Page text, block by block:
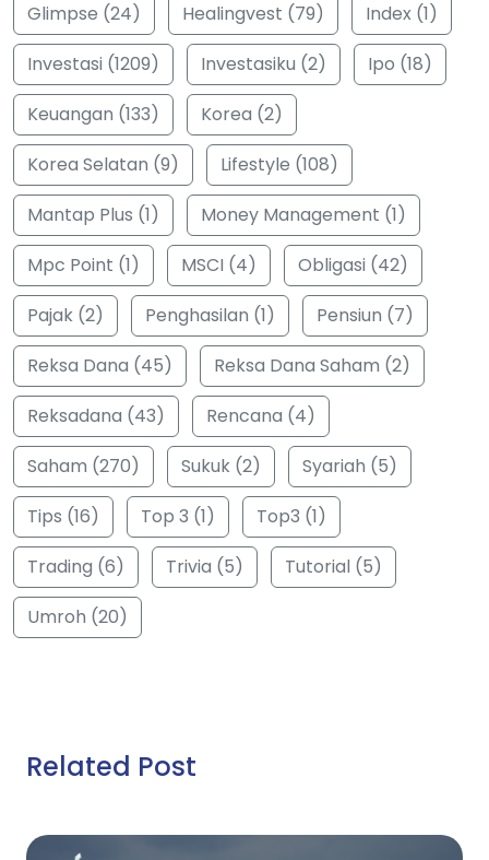
Glimpse (24)
Healingvest (79)
Index (1)
Investasi (1209)
Investasiku (2)
Ipo (18)
Keuangan (133)
Korea (2)
Korea Selatan (9)
Lifestyle (108)
Mantap Plus (1)
Money Management (1)
Mpc Point (1)
MSCI (4)
Obligasi (42)
Pajak (2)
Penghasilan (1)
Pensiun (7)
Reksa Dana (45)
Reksa Dana Saham (2)
Reksadana (43)
Rencana (4)
Saham (270)
Sukuk (2)
Syariah (5)
Tips (16)
Top 3 (1)
Top3 (1)
Trading (6)
Trivia (5)
Tutorial (5)
Umroh (20)
Related Post